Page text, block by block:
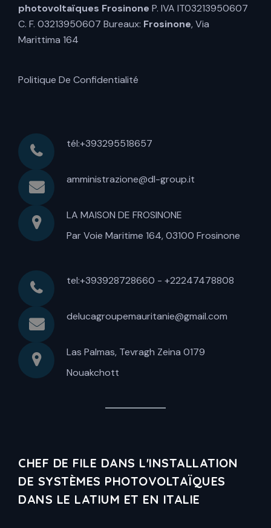
photovoltaïques Frosinone P. IVA IT03213950607
C. F. 03213950607 Bureaux: Frosinone, Via
Marittima 164
Politique De Confidentialité
tél:+393295518657
amministrazione@dl-group.it
LA MAISON DE FROSINONE
Par Voie Maritime 164, 03100 Frosinone
tel:+393928728660 - +22247478808
delucagroupemauritanie@gmail.com
Las Palmas, Tevragh Zeina 0179
Nouakchott
CHEF DE FILE DANS L'INSTALLATION
DE SYSTÈMES PHOTOVOLTAÏQUES
DANS LE LATIUM ET EN ITALIE